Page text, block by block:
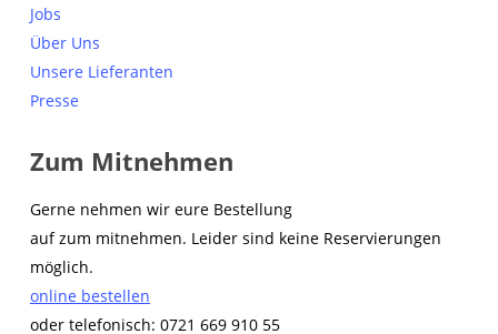
Jobs
Über Uns
Unsere Lieferanten
Presse
Zum Mitnehmen
Gerne nehmen wir eure Bestellung
auf zum mitnehmen. Leider sind keine Reservierungen
möglich.
online bestellen
oder telefonisch: 0721 669 910 55